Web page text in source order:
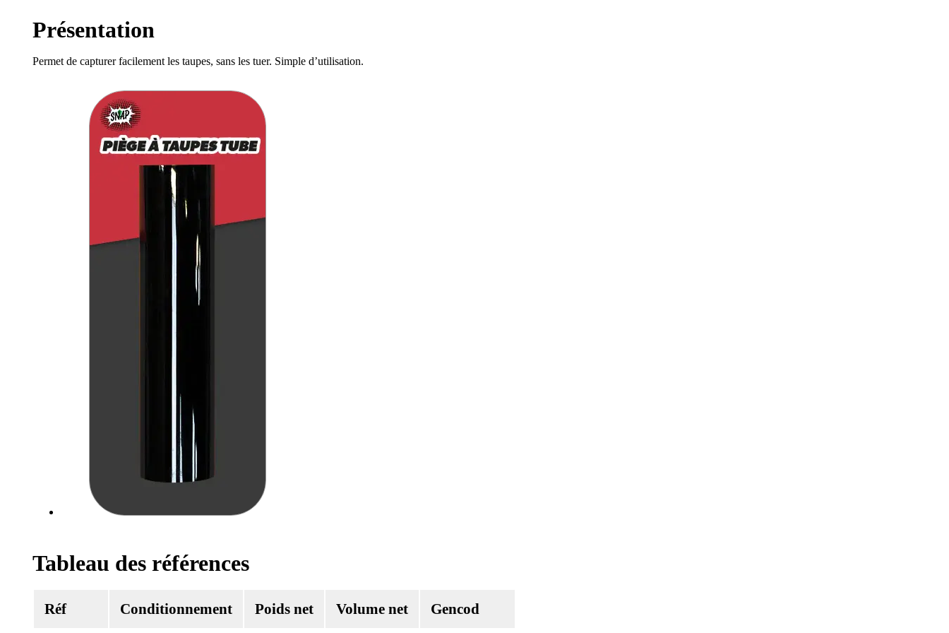
Présentation
Permet de capturer facilement les taupes, sans les tuer. Simple d’utilisation.
Tableau des références
Réf Conditionnement Poids net Volume net Gencod